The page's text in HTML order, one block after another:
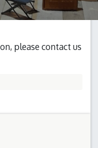
please contact us